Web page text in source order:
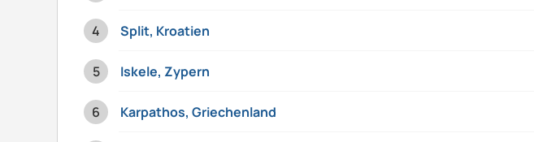
Split, Kroatien
Iskele, Zypern
Karpathos, Griechenland